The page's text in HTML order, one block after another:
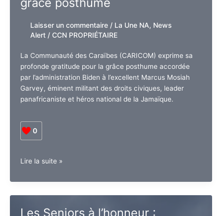
pour
route
sûre
obtient une grâce posthume
Laisser un commentaire /La Une NA
La Communauté des Caraïbes (CARICOM) exprime sa
profonde gratitude pour la grâce posthume accordée
par l’administration Biden à l’excellent Marcus Mosiah
Garvey, éminent militant des droits civiques, leader
0
héros